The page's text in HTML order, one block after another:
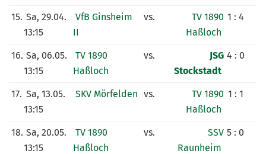
15. Sa, 29.04.
13:15
VfB Ginsheim
II
vs.
TV 1890
Haßloch
1 : 4
16. Sa, 06.05.
13:15
TV 1890
Haßloch
vs.
JSG
Stockstadt
4 : 0
17. Sa, 13.05.
13:15
SKV Mörfelden vs.
TV 1890
Haßloch
1 : 1
18. Sa, 20.05.
13:15
TV 1890
Haßloch
vs.
SSV
Raunheim
5 : 0